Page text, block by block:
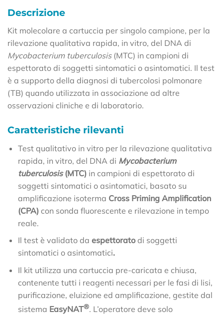
Descrizione
Kit molecolare a cartuccia per singolo campione, per la
rilevazione qualitativa rapida, in vitro, del DNA di
Mycobacterium tuberculosis(MTC) in campioni di
espettorato di soggetti sintomatici o asintomatici. Il test
è a supporto della diagnosi di tubercolosi polmonare
(TB) quando utilizzata in associazione ad altre
osservazioni cliniche e di laboratorio.
Caratteristiche rilevanti
Test qualitativo in vitro per la rilevazione qualitativa
rapida, in vitro, del DNA di Mycobacterium
tuberculosis(MTC)in campioni di espettorato di
soggetti sintomatici o asintomatici, basato su
amplificazione isoterma Cross Priming Amplification
(CPA)con sonda fluorescente e rilevazione in tempo
reale.
Il test è validato da espettoratodi soggetti
sintomatici o asintomatici.
Il kit utilizza una cartuccia pre-caricata e chiusa,
contenente tutti i reagenti necessari per le fasi di lisi,
purificazione, eluizione ed amplificazione, gestite dal
sistema EasyNAT®. L’operatore deve solo